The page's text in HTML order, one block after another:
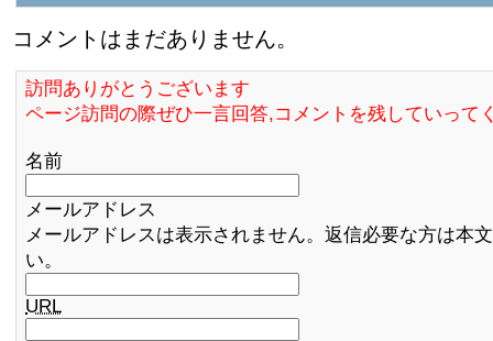
コメントはまだありません。
訪問ありがとうございます
ページ訪問の際ぜひ一言回答,コメントを残していって
名前
メールアドレス
メールアドレスは表示されません。返信必要な方は本
い。
URL